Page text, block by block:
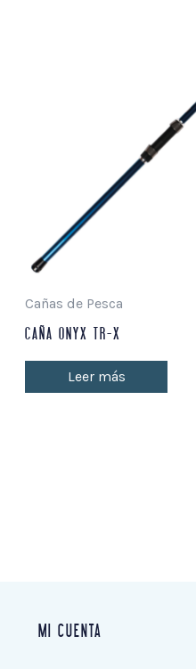
Cañas de Pesca
CAÑA ONYX TR-X
Leer más
MI CUENTA